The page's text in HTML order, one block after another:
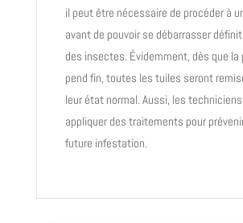
il peut être nécessaire de procéder à
avant de pouvoir se débarrasser
des insectes. Évidemment, dès que
pend fin, toutes les tuiles seront
leur état normal. Aussi, les
appliquer des traitements pour
future infestation.